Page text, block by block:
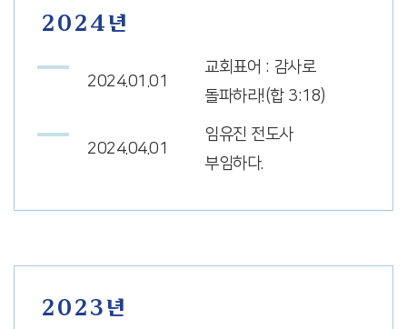
2024년
2024.01.01
교회표어 : 감사로
돌파하라!(합 3:18)
2024.04.01
임유진 전도사
부임하다.
2023년